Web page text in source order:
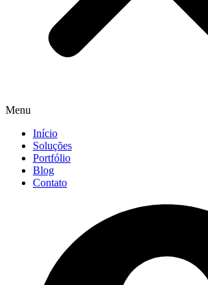
Menu
Início
Soluções
Portfólio
Blog
Contato